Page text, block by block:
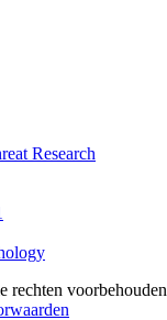
Research
rechten voorbehouden